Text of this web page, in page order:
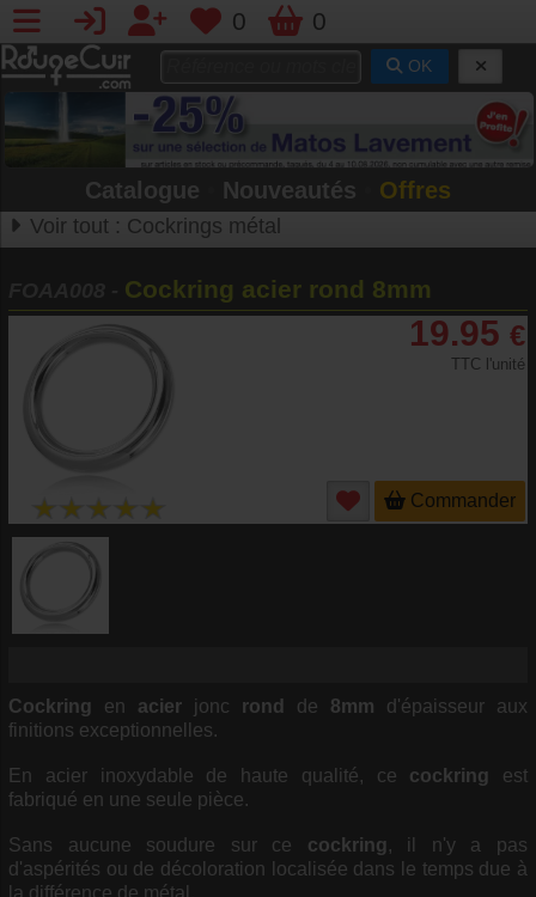
0 0
OK
Catalogue Nouveautés Offres
Voir tout : Cockrings métal
Cockring acier rond 8mm
19.95 €
TTC l'unité
Commander
Cockring en acier jonc rond de 8mm d'épaisseur aux
finitions exceptionnelles.
En acier inoxydable de haute qualité, ce cockring
est
fabriqué en une seule pièce.
Sans aucune soudure sur ce cockring , il n'y a pas
d'aspérités ou de décoloration localisée dans le temps due à
la différence de métal.